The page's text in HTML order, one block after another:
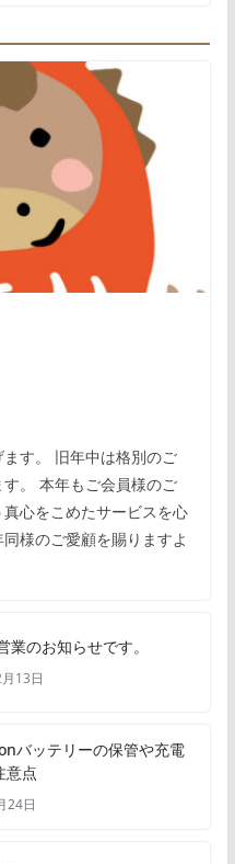
す。 旧年中は格別のご
。 本年もご会員様のご
心をこめたサービスを心
様のご愛顧を賜りますよ
業のお知らせです。
13日
バッテリーの保管や充電
意点
24日